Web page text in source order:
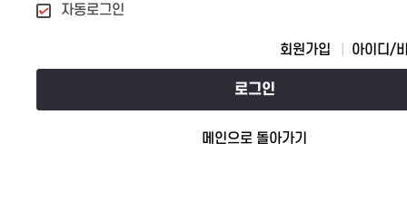
자동로그인
회원가입 아이디/
로그인
메인으로 돌아가기